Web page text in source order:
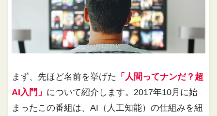
まず、先ほど名前を挙げた 「人間ってナンだ？超
AI入門」 について紹介します。2017年10月に始
まったこの番組は、AI（人工知能）の仕組みを紐